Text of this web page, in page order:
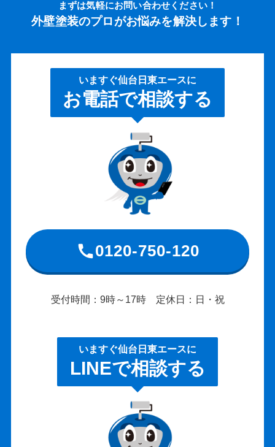
まずは気軽にお問い合わせください！
外壁塗装のプロがお悩みを解決します！
いますぐ仙台日東エースに
お電話で相談する
0120-750-120
受付時間：9時～17時 定休日：日・祝
いますぐ仙台日東エースに
LINEで相談する